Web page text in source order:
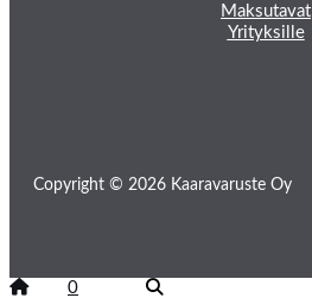
Maksutavat
Yrityksille
Copyright © 2026 Kaaravaruste Oy
0